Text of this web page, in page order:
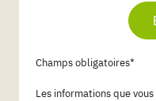
Champs obligatoires*
Les informations que